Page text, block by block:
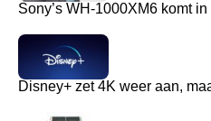
Sony’s WH-1000XM6 komt
Disney+ zet 4K weer aan,